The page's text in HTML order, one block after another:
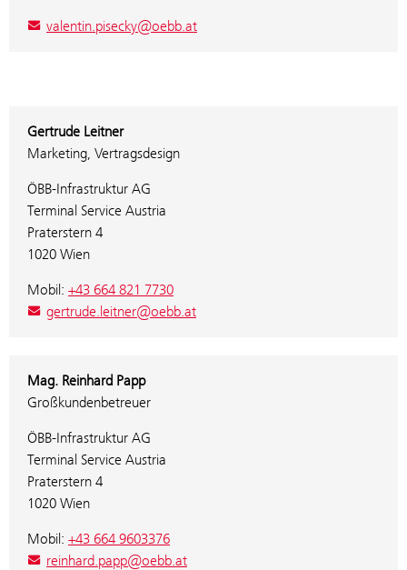
valentin.pisecky@oebb.at
Gertrude Leitner
Marketing, Vertragsdesign
ÖBB-Infrastruktur AG
Terminal Service Austria
Praterstern 4
1020 Wien
Mobil: +43 664 821 7730
gertrude.leitner@oebb.at
Mag. Reinhard Papp
Großkundenbetreuer
ÖBB-Infrastruktur AG
Terminal Service Austria
Praterstern 4
1020 Wien
Mobil: +43 664 9603376
reinhard.papp@oebb.at